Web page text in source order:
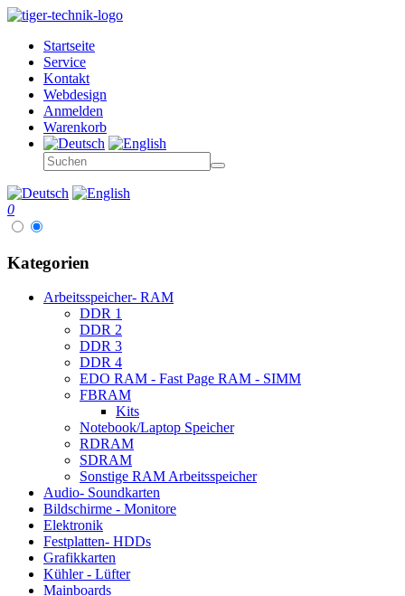
Startseite
Service
Kontakt
Webdesign
Anmelden
Warenkorb
0
Kategorien
Arbeitsspeicher- RAM
DDR 1
DDR 2
DDR 3
DDR 4
EDO RAM - Fast Page RAM - SIMM
FBRAM
Kits
Notebook/Laptop Speicher
RDRAM
SDRAM
Sonstige RAM Arbeitsspeicher
Audio- Soundkarten
Bildschirme - Monitore
Elektronik
Festplatten- HDDs
Grafikkarten
Kühler - Lüfter
Mainboards